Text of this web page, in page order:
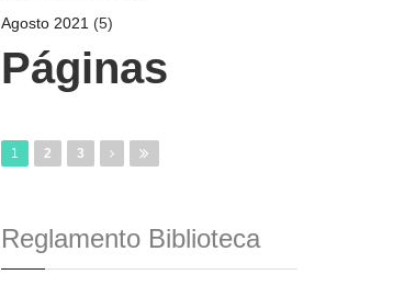
Agosto 2021 (5)
Páginas
1 2 3
Reglamento Biblioteca